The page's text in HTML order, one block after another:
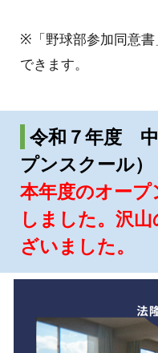
※「野球部参加同意書
できます。
令和７年度
プンスクール）
本年度のオー
しました。沢
ざいました。